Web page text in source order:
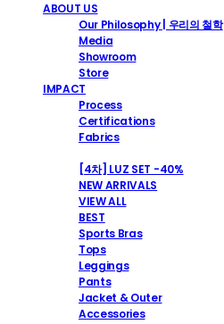
ABOUT US
Our Philosophy | 우리의 철학
Media
Showroom
Store
IMPACT
Process
Certifications
Fabrics
[4차] LUZ SET -40%
NEW ARRIVALS
VIEW ALL
BEST
Sports Bras
Tops
Leggings
Pants
Jacket & Outer
Accessories